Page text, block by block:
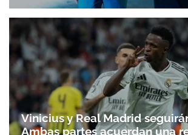
Vinicius y Real Madrid
Ambas partes acuerdan una